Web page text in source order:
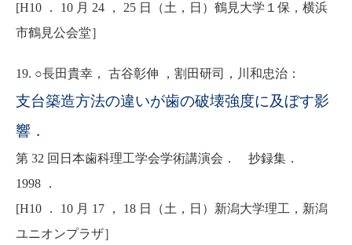
[H10 ． 10 月 24 ， 25 日（土，日）鶴見大学１保，横浜
市鶴見公会堂］
19. ○長田貴幸， 古谷彰伸 ，割田研司，川和忠治：
支台築造方法の違いが歯の破壊強度に及ぼす影
響．
第 32 回日本歯科理工学会学術講演会． 抄録集．
1998 ．
[H10 ． 10 月 17 ， 18 日（土，日）新潟大学理工，新潟
ユニオンプラザ］